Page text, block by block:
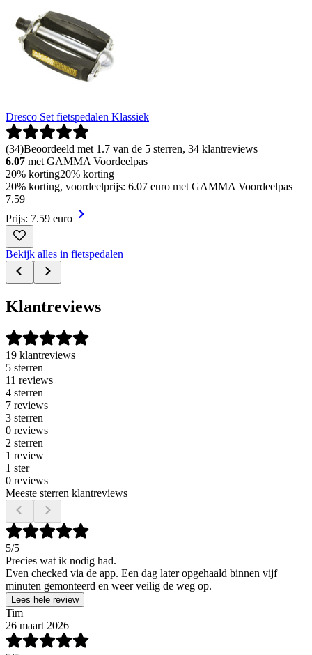
Dresco Set fietspedalen Klassiek
(34)Beoordeeld met 1.7 van de 5 sterren, 34 klantreviews
6.07 met GAMMA Voordeelpas
20% korting20% korting
20% korting, voordeelprijs: 6.07 euro met GAMMA Voordeelpas
7.59
Prijs: 7.59 euro
Bekijk alles in fietspedalen
Klantreviews
19 klantreviews
5 sterren
11 reviews
4 sterren
7 reviews
3 sterren
0 reviews
2 sterren
1 review
1 ster
0 reviews
Meeste sterren klantreviews
5/5
Precies wat ik nodig had.
Even checked via de app. Een dag later opgehaald binnen vijf
minuten gemonteerd en weer veilig de weg op.
Lees hele review
Tim
26 maart 2026